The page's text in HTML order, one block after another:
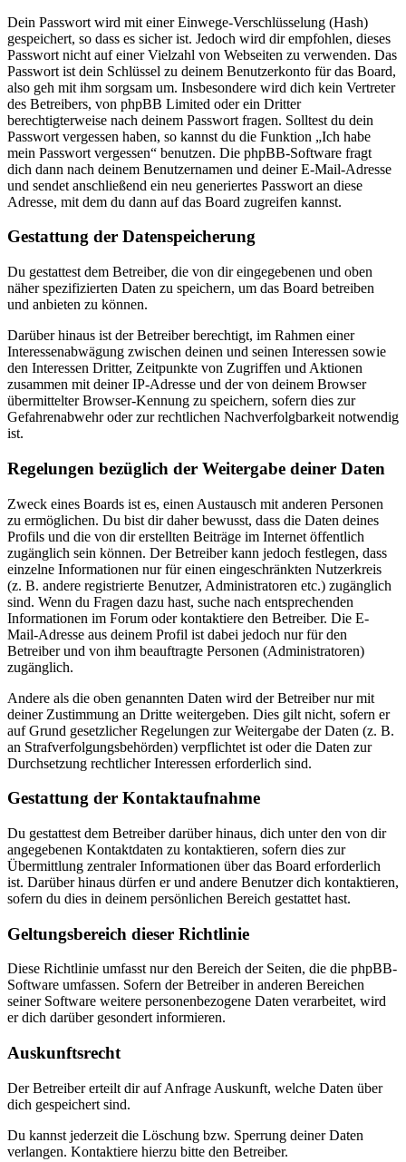
Dein Passwort wird mit einer Einwege-Verschlüsselung (Hash)
gespeichert, so dass es sicher ist. Jedoch wird dir empfohlen, dieses
Passwort nicht auf einer Vielzahl von Webseiten zu verwenden. Das
Passwort ist dein Schlüssel zu deinem Benutzerkonto für das Board,
also geh mit ihm sorgsam um. Insbesondere wird dich kein Vertreter
des Betreibers, von phpBB Limited oder ein Dritter
berechtigterweise nach deinem Passwort fragen. Solltest du dein
Passwort vergessen haben, so kannst du die Funktion „Ich habe
mein Passwort vergessen“ benutzen. Die phpBB-Software fragt
dich dann nach deinem Benutzernamen und deiner E-Mail-Adresse
und sendet anschließend ein neu generiertes Passwort an diese
Adresse, mit dem du dann auf das Board zugreifen kannst.
Gestattung der Datenspeicherung
Du gestattest dem Betreiber, die von dir eingegebenen und oben
näher spezifizierten Daten zu speichern, um das Board betreiben
und anbieten zu können.
Darüber hinaus ist der Betreiber berechtigt, im Rahmen einer
Interessenabwägung zwischen deinen und seinen Interessen sowie
den Interessen Dritter, Zeitpunkte von Zugriffen und Aktionen
zusammen mit deiner IP-Adresse und der von deinem Browser
übermittelter Browser-Kennung zu speichern, sofern dies zur
Gefahrenabwehr oder zur rechtlichen Nachverfolgbarkeit notwendig
ist.
Regelungen bezüglich der Weitergabe deiner Daten
Zweck eines Boards ist es, einen Austausch mit anderen Personen
zu ermöglichen. Du bist dir daher bewusst, dass die Daten deines
Profils und die von dir erstellten Beiträge im Internet öffentlich
zugänglich sein können. Der Betreiber kann jedoch festlegen, dass
einzelne Informationen nur für einen eingeschränkten Nutzerkreis
(z. B. andere registrierte Benutzer, Administratoren etc.) zugänglich
sind. Wenn du Fragen dazu hast, suche nach entsprechenden
Informationen im Forum oder kontaktiere den Betreiber. Die E-
Mail-Adresse aus deinem Profil ist dabei jedoch nur für den
Betreiber und von ihm beauftragte Personen (Administratoren)
zugänglich.
Andere als die oben genannten Daten wird der Betreiber nur mit
deiner Zustimmung an Dritte weitergeben. Dies gilt nicht, sofern er
auf Grund gesetzlicher Regelungen zur Weitergabe der Daten (z. B.
an Strafverfolgungsbehörden) verpflichtet ist oder die Daten zur
Durchsetzung rechtlicher Interessen erforderlich sind.
Gestattung der Kontaktaufnahme
Du gestattest dem Betreiber darüber hinaus, dich unter den von dir
angegebenen Kontaktdaten zu kontaktieren, sofern dies zur
Übermittlung zentraler Informationen über das Board erforderlich
ist. Darüber hinaus dürfen er und andere Benutzer dich kontaktieren,
sofern du dies in deinem persönlichen Bereich gestattet hast.
Geltungsbereich dieser Richtlinie
Diese Richtlinie umfasst nur den Bereich der Seiten, die die phpBB-
Software umfassen. Sofern der Betreiber in anderen Bereichen
seiner Software weitere personenbezogene Daten verarbeitet, wird
er dich darüber gesondert informieren.
Auskunftsrecht
Der Betreiber erteilt dir auf Anfrage Auskunft, welche Daten über
dich gespeichert sind.
Du kannst jederzeit die Löschung bzw. Sperrung deiner Daten
verlangen. Kontaktiere hierzu bitte den Betreiber.